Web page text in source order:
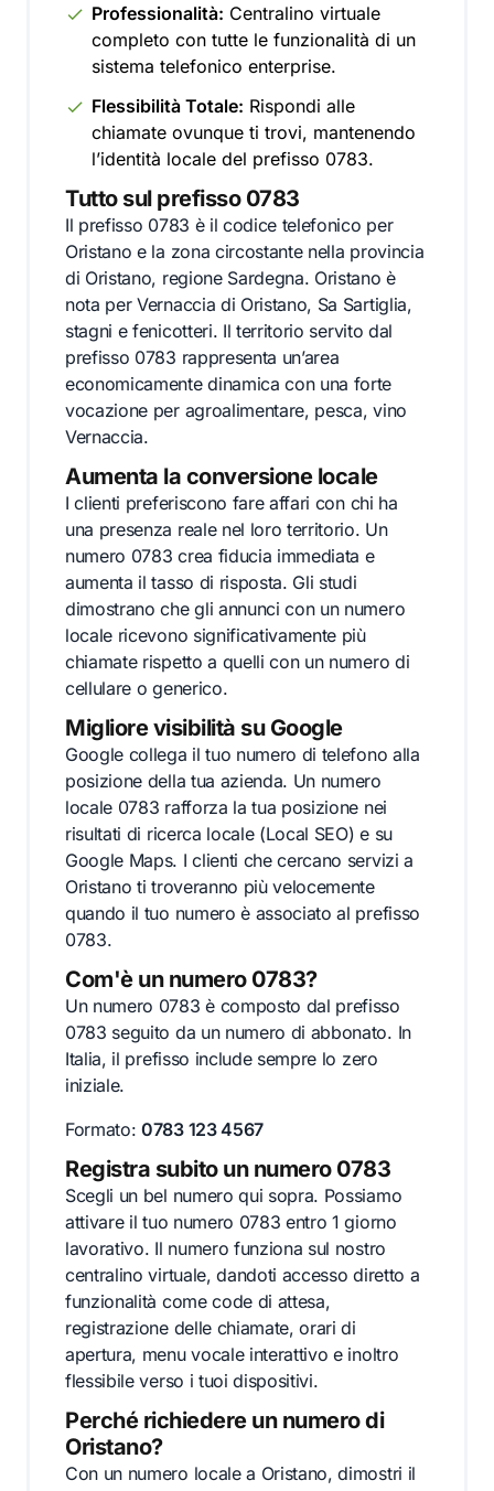
Professionalità: Centralino virtuale
completo con tutte le funzionalità di un
sistema telefonico enterprise.
Flessibilità Totale: Rispondi alle
chiamate ovunque ti trovi, mantenendo
l’identità locale del prefisso 0783.
Tutto sul prefisso 0783
Il prefisso 0783 è il codice telefonico per
Oristano e la zona circostante nella provincia
di Oristano, regione Sardegna. Oristano è
nota per Vernaccia di Oristano, Sa Sartiglia,
stagni e fenicotteri. Il territorio servito dal
prefisso 0783 rappresenta un’area
economicamente dinamica con una forte
vocazione per agroalimentare, pesca, vino
Vernaccia.
Aumenta la conversione locale
I clienti preferiscono fare affari con chi ha
una presenza reale nel loro territorio. Un
numero 0783 crea fiducia immediata e
aumenta il tasso di risposta. Gli studi
dimostrano che gli annunci con un numero
locale ricevono significativamente più
chiamate rispetto a quelli con un numero di
cellulare o generico.
Migliore visibilità su Google
Google collega il tuo numero di telefono alla
posizione della tua azienda. Un numero
locale 0783 rafforza la tua posizione nei
risultati di ricerca locale (Local SEO) e su
Google Maps. I clienti che cercano servizi a
Oristano ti troveranno più velocemente
quando il tuo numero è associato al prefisso
0783.
Com'è un numero 0783?
Un numero 0783 è composto dal prefisso
0783 seguito da un numero di abbonato. In
Italia, il prefisso include sempre lo zero
iniziale.
Formato:0783 123 4567
Registra subito un numero 0783
Scegli un bel numero qui sopra. Possiamo
attivare il tuo numero 0783 entro 1 giorno
lavorativo. Il numero funziona sul nostro
centralino virtuale, dandoti accesso diretto a
funzionalità come code di attesa,
registrazione delle chiamate, orari di
apertura, menu vocale interattivo e inoltro
flessibile verso i tuoi dispositivi.
Perché richiedere un numero di
Oristano?
Con un numero locale a Oristano, dimostri il